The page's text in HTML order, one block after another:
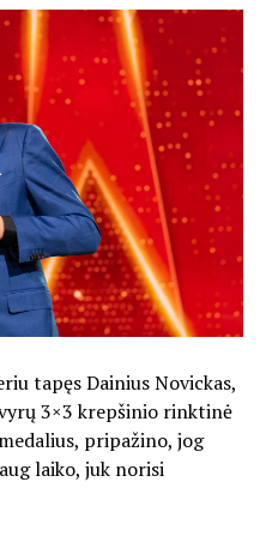
tapęs Dainius Novickas,
3×3 krepšinio rinktinė
pripažino, jog
laiko, juk norisi